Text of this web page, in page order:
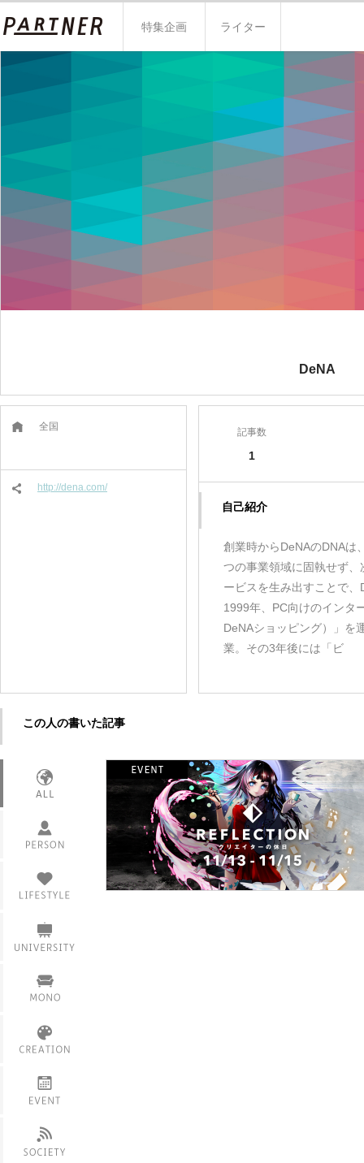
特集企画 ライター
DeNA
全国
http://dena.com/
記事数
1
自己紹介
創業時からDeNAのDNAは
つの事業領域に固執せず
ービスを生み出すことで
1999年、PC向けのインタ
DeNAショッピング）」を
業。その3年後には「ビ
この人の書いた記事
インタビュー
衣
住
課題
仲間・友達
家具
サービス
その他のモノ
スキル・技術
展覧会・展示